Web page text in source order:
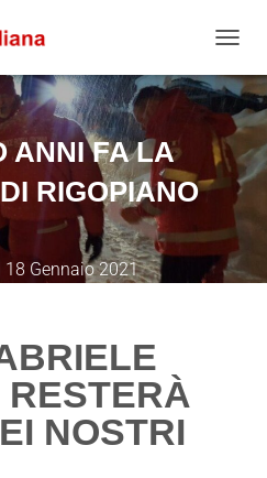
ANNI FA LA
RIGOPIANO
18 Gennaio 2021
RESTERÀ
NOSTRI